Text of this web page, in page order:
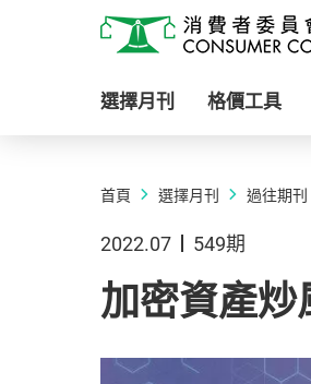
消費者委員會
選擇月刊 格價工具
首頁 選擇月刊 過往期刊
2022.07 549期
加密資產